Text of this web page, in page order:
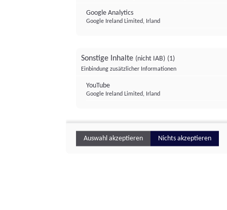
Google Analytics
Google Ireland Limited, Irland
Sonstige Inhalte (nicht IAB) (1)
Einbindung zusätzlicher Informationen
YouTube
Google Ireland Limited, Irland
Auswahl akzeptieren Nichts akzeptieren